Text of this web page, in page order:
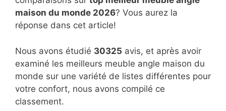
maison du monde 2026? Vous aurez la
réponse dans cet article!
Nous avons étudié 30325 avis, et après avoir
examiné les meilleurs meuble angle maison du
monde sur une variété de listes différentes pour
votre confort, nous avons compilé ce
classement.